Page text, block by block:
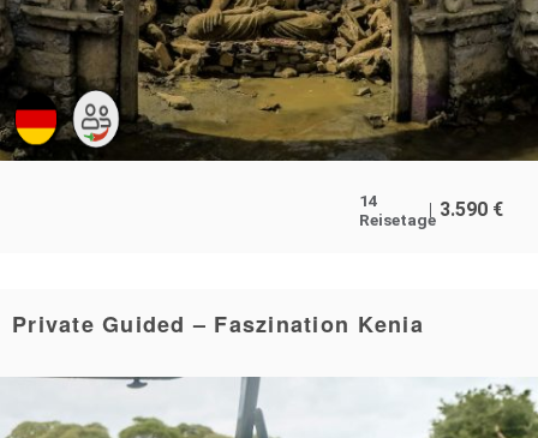
14
Reisetage 3.590 €
Private Guided – Faszination Kenia